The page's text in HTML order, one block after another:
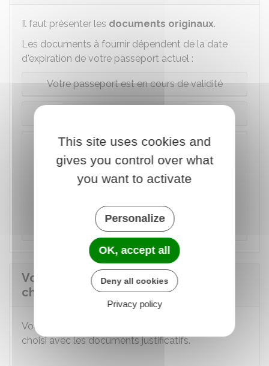
Il faut présenter les documents originaux.
Les documents à fournir dépendent de la date
d'expiration de votre passeport actuel :
Votre passeport est en cours de validité
À savoir
Pour utiliser un nom d'usage qui ne figure pas
encore sur un titre d'identité, d'autres
nature de ce 2e nom :nom de l'époux(se)
nom de l'autre parent.
Vous rendre au lieu que vous avez
choisi pour faire la demande
Vous devez vous rendre au lieu que vous avez
choisi avec les documents justificatifs.
This site uses cookies and
gives you control over what
you want to activate
Personalize
OK, accept all
Deny all cookies
Privacy policy